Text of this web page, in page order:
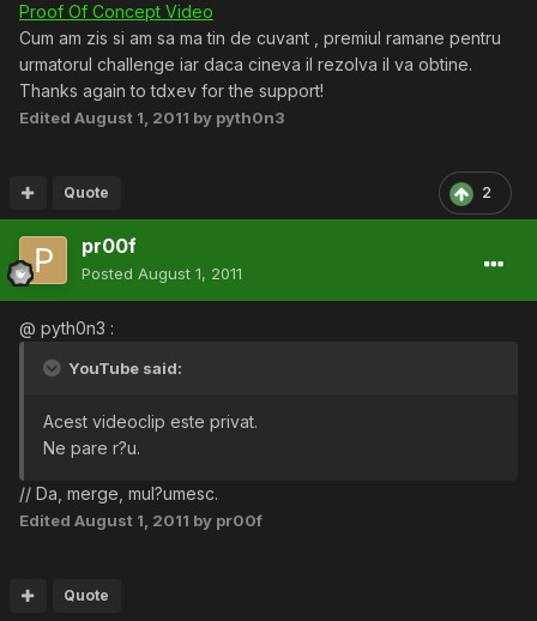
Proof Of Concept Video
Cum am zis si am sa ma tin de cuvant , premiul ramane pentru
urmatorul challenge iar daca cineva il rezolva il va obtine.
Thanks again to tdxev for the support!
Edited August 1, 2011 by pyth0n3
2
Quote
pr00f
Posted August 1, 2011
@ pyth0n3 :
YouTube said:
Acest videoclip este privat.
Ne pare r?u.
// Da, merge, mul?umesc.
Edited August 1, 2011 by pr00f
Quote